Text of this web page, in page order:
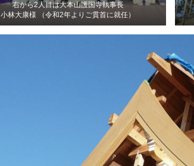
右から2人目は大本山護国寺執事長
小林大康様 （令和2年よりご貫首に就任）